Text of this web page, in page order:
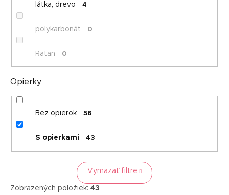
látka, drevo 4
polykarbonát 0
Ratan 0
Opierky
Bez opierok 56
S opierkami 43
Vymazať filtre
Zobrazených položiek: 43